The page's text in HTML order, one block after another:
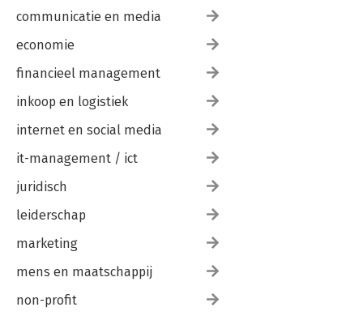
communicatie en media
economie
financieel management
inkoop en logistiek
internet en social media
it-management / ict
juridisch
leiderschap
marketing
mens en maatschappij
non-profit